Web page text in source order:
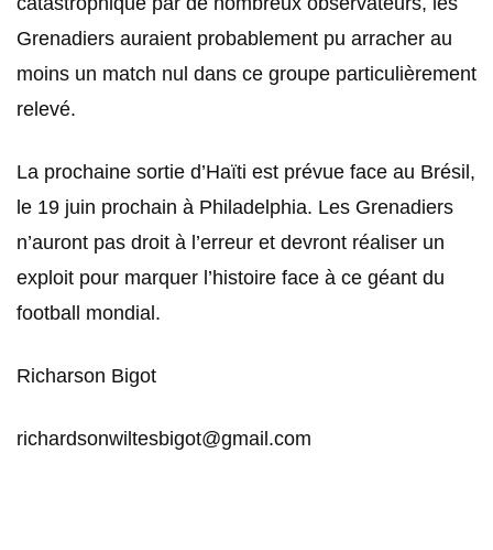
Grenadiers auraient probablement pu arracher au
moins un match nul dans ce groupe particulièrement
relevé.
La prochaine sortie d’Haïti est prévue face au Brésil,
le 19 juin prochain à Philadelphia. Les Grenadiers
n’auront pas droit à l’erreur et devront réaliser un
exploit pour marquer l’histoire face à ce géant du
football mondial.
Richarson Bigot
richardsonwiltesbigot@gmail.com